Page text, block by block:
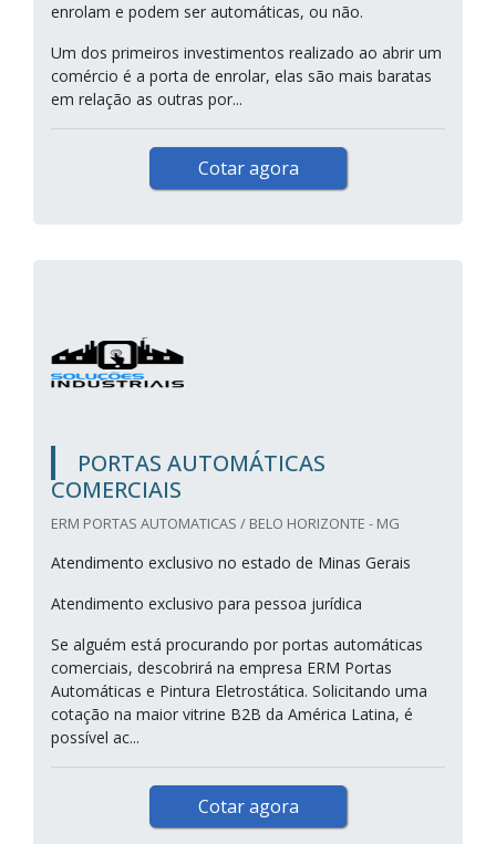
enrolam e podem ser automáticas, ou não.
Um dos primeiros investimentos realizado ao abrir um
comércio é a porta de enrolar, elas são mais baratas
em relação as outras por...
Cotar agora
PORTAS AUTOMÁTICAS
COMERCIAIS
ERM PORTAS AUTOMATICAS / BELO HORIZONTE - MG
Atendimento exclusivo no estado de Minas Gerais
Atendimento exclusivo para pessoa jurídica
Se alguém está procurando por portas automáticas
comerciais, descobrirá na empresa ERM Portas
Automáticas e Pintura Eletrostática. Solicitando uma
cotação na maior vitrine B2B da América Latina, é
possível ac...
Cotar agora